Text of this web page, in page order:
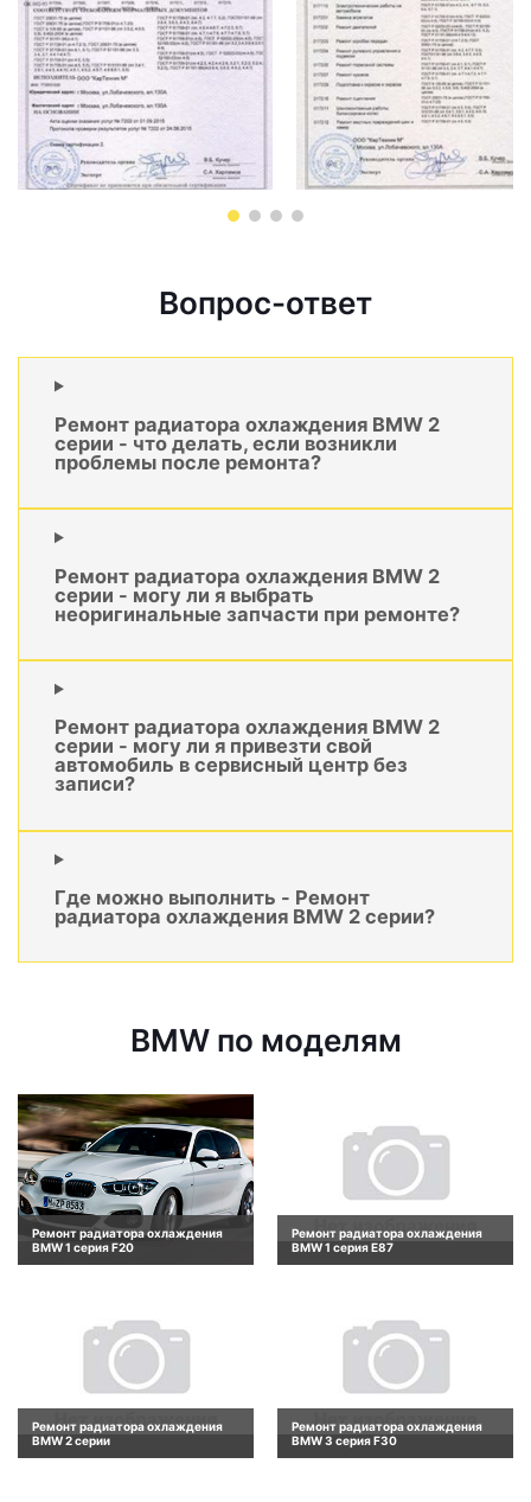
Вопрос-ответ
Ремонт радиатора охлаждения BMW 2
серии - что делать, если возникли
проблемы после ремонта?
Ремонт радиатора охлаждения BMW 2
серии - могу ли я выбрать
неоригинальные запчасти при ремонте?
Ремонт радиатора охлаждения BMW 2
серии - могу ли я привезти свой
автомобиль в сервисный центр без
записи?
Где можно выполнить - Ремонт
радиатора охлаждения BMW 2 серии?
BMW по моделям
Ремонт радиатора охлаждения
BMW 1 серия F20
Ремонт радиатора охлаждения
BMW 1 серия E87
Ремонт радиатора охлаждения
BMW 2 серии
Ремонт радиатора охлаждения
BMW 3 серия F30